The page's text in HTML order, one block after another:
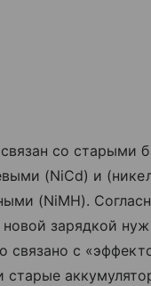
со старыми
(NiCd) и
(NiMH).
зарядкой
связано с
старые